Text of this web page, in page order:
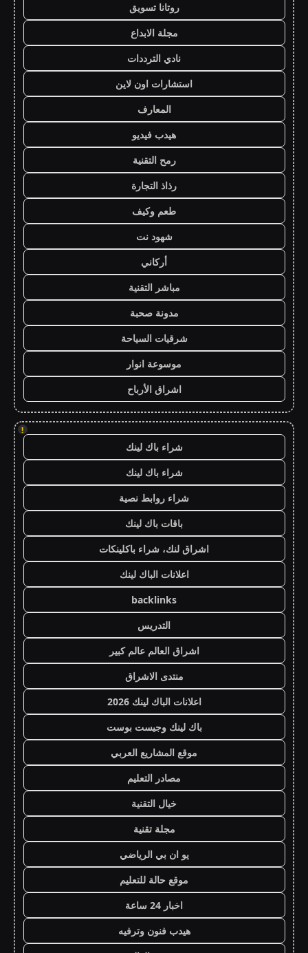
روتانا تسويق
مجلة الابداع
نادي الترددات
استشارات اون لاين
المعارف
هيدب فيديو
رمح التقنية
رذاذ التجارة
طعم وكيف
شهود نت
أركاني
مباشر التقنية
مدونة صحبة
شرقيات السياحة
موسوعة انوار
اشراق الأرباح
!
شراء باك لينك
شراء باك لينك
شراء روابط نصية
باقات باك لينك
اشراق لنك، شراء باكلينكات
اعلانات الباك لينك
backlinks
التدريس
اشراق العالم عالم كبير
منتدى الاشراق
اعلانات الباك لينك 2026
باك لينك وجيست بوست
موقع المشاريع العربي
مصادر التعليم
خيال التقنية
مجلة تقنية
يو ان بي الرياضي
موقع حالة للتعليم
اخبار 24 ساعة
هيدب فنون وترفيه